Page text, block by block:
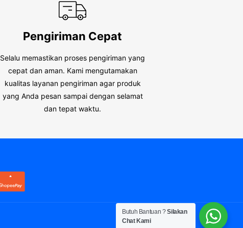
Pengiriman Cepat
Selalu memastikan proses pengiriman yang
cepat dan aman. Kami mengutamakan
kualitas layanan pengiriman agar produk
yang Anda pesan sampai dengan selamat
dan tepat waktu.
Butuh Bantuan ?Silakan
Chat Kami